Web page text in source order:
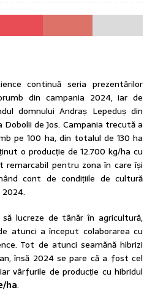
continuă seria prezentărilor
din campania 2024, iar de
domnului Andraș Lepeduș din
de Jos. Campania trecută a
pe 100 ha, din totalul de 130 ha
o producție de 12.700 kg/ha cu
remarcabil pentru zona în care își
cont de condițiile de cultură
lucreze de tânăr în agricultură,
atunci a început colaborarea cu
Tot de atunci seamănă hibrizi
însă 2024 se pare că a fost cel
vârfurile de producție cu hibridul
ha.